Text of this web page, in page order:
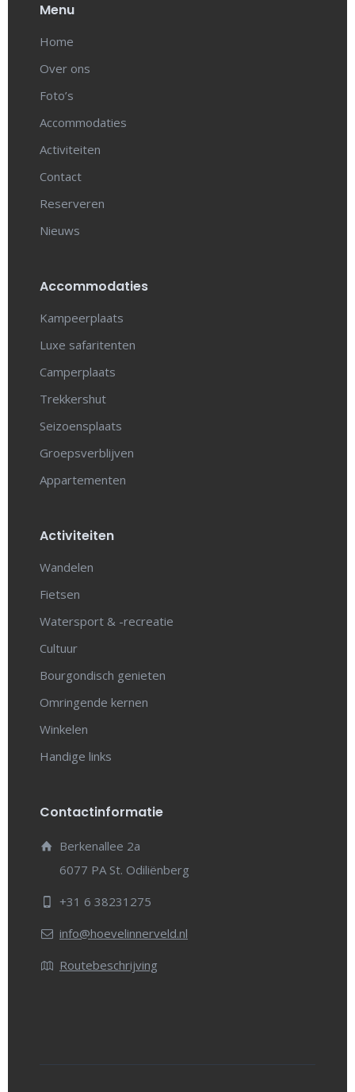
Menu
Home
Over ons
Foto’s
Accommodaties
Activiteiten
Contact
Reserveren
Nieuws
Accommodaties
Kampeerplaats
Luxe safaritenten
Camperplaats
Trekkershut
Seizoensplaats
Groepsverblijven
Appartementen
Activiteiten
Wandelen
Fietsen
Watersport & -recreatie
Cultuur
Bourgondisch genieten
Omringende kernen
Winkelen
Handige links
Contactinformatie
Berkenallee 2a
6077 PA St. Odiliënberg
+31 6 38231275
info@hoevelinnerveld.nl
Routebeschrijving